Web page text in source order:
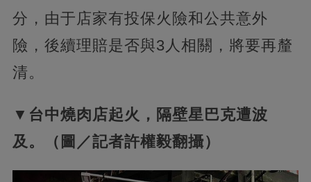
分，由于店家有投保火險和公共意外
險，後續理賠是否與3人相關，將要再釐
清。
▼台中燒肉店起火，隔壁星巴克遭波
及。（圖／記者許權毅翻攝）